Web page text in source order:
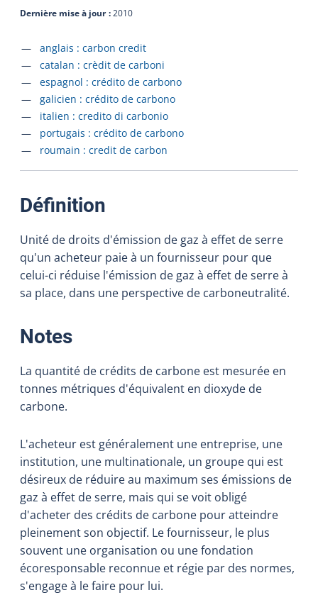
Dernière mise à jour 2010
Accéder à la fiche en
anglais : carbon credit
Accéder à la fiche en
catalan : crèdit de carboni
Accéder à la fiche en
espagnol : crédito de carbono
Accéder à la fiche en
galicien : crédito de carbono
Accéder à la fiche en
italien : credito di carbonio
Accéder à la fiche en
portugais : crédito de carbono
Accéder à la fiche en
roumain : credit de carbon
Définition
Unité de droits d'émission de gaz à effet de serre
qu'un acheteur paie à un fournisseur pour que
celui-ci réduise l'émission de gaz à effet de serre à
sa place, dans une perspective de carboneutralité.
Notes:
La quantité de crédits de carbone est mesurée en
tonnes métriques d'équivalent en dioxyde de
carbone.
L'acheteur est généralement une entreprise, une
institution, une multinationale, un groupe qui est
désireux de réduire au maximum ses émissions de
gaz à effet de serre, mais qui se voit obligé
d'acheter des crédits de carbone pour atteindre
pleinement son objectif. Le fournisseur, le plus
souvent une organisation ou une fondation
écoresponsable reconnue et régie par des normes,
s'engage à le faire pour lui.